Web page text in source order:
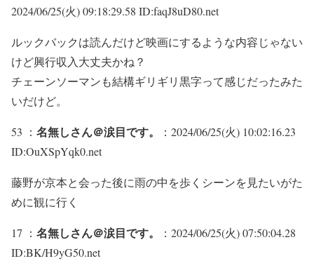
2024/06/25(火) 09:18:29.58 ID:faqJ8uD80.net
ルックバックは読んだけど映画にするような内容じゃない
けど興行収入大丈夫かね？
チェーンソーマンも結構ギリギリ黒字って感じだったみた
いだけど。
53 ： 名無しさん＠涙目です。
：2024/06/25(火) 10:02:16.23
ID:OuXSpYqk0.net
藤野が京本と会った後に雨の中を歩くシーンを見たいがた
めに観に行く
17 ： 名無しさん＠涙目です。
：2024/06/25(火) 07:50:04.28
ID:BK/H9yG50.net